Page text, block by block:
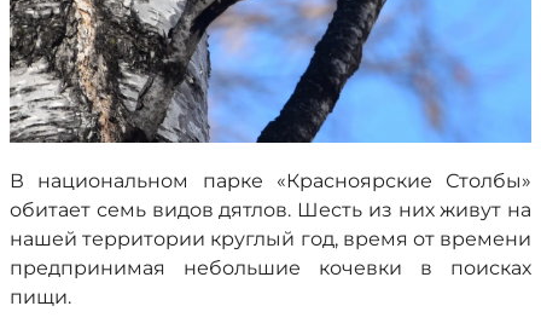
В национальном парке «Красноярские Столбы»
обитает семь видов дятлов. Шесть из них живут на
нашей территории круглый год, время от времени
предпринимая небольшие кочевки в поисках
пищи.